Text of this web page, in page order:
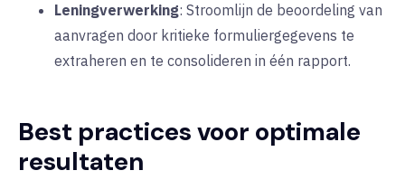
Leningverwerking: Stroomlijn de beoordeling van
aanvragen door kritieke formuliergegevens te
extraheren en te consolideren in één rapport.
Best practices voor optimale
resultaten